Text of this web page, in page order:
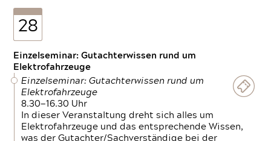
28
Einzelseminar: Gutachterwissen rund um
Elektrofahrzeuge
Einzelseminar: Gutachterwissen rund um
Elektrofahrzeuge
8.30—16.30 Uhr
In dieser Veranstaltung dreht sich alles um
Elektrofahrzeuge und das entsprechende Wissen,
was der Gutachter/Sachverständige bei der